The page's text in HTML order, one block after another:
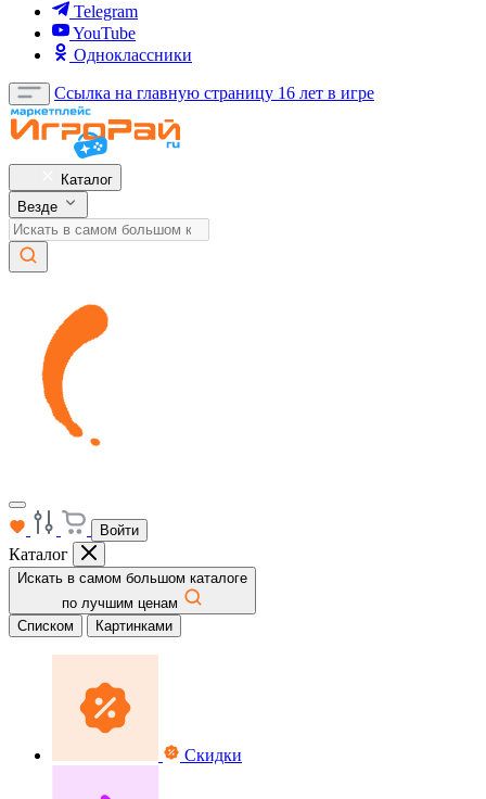
Telegram
YouTube
Одноклассники
Ссылка на главную страницу 16 лет в игре
Каталог
Везде
Войти
Каталог
Искать в самом большом каталоге
по лучшим ценам
Списком
Картинками
Скидки